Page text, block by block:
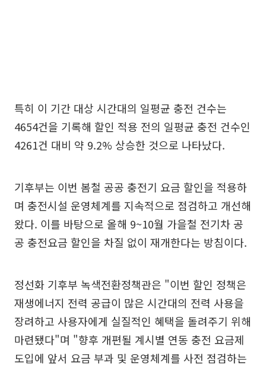
특히 이 기간 대상 시간대의 일평균 충전 건수는
4654건을 기록해 할인 적용 전의 일평균 충전 건수인
4261건 대비 약 9.2% 상승한 것으로 나타났다.
기후부는 이번 봄철 공공 충전기 요금 할인을 적용하
며 충전시설 운영체계를 지속적으로 점검하고 개선해
왔다. 이를 바탕으로 올해 9~10월 가을철 전기차 공
공 충전요금 할인을 차질 없이 재개한다는 방침이다.
정선화 기후부 녹색전환정책관은 "이번 할인 정책은
재생에너지 전력 공급이 많은 시간대의 전력 사용을
장려하고 사용자에게 실질적인 혜택을 돌려주기 위해
마련됐다"며 "향후 개편될 계시별 연동 충전 요금제
도입에 앞서 요금 부과 및 운영체계를 사전 점검하는